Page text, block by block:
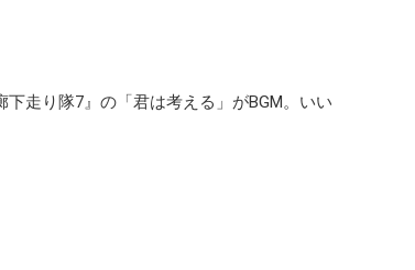
走り隊7』の「君は考える」がBGM。いい